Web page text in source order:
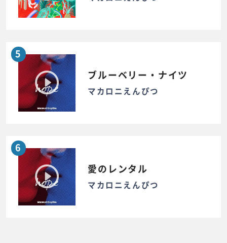
5
ブルーベリー・ナイツ
マカロニえんぴつ
6
愛のレンタル
マカロニえんぴつ